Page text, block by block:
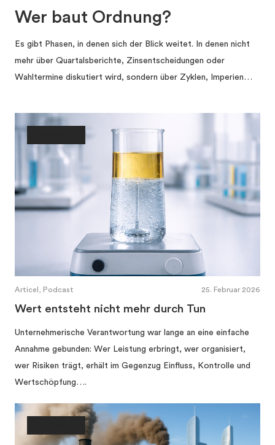
Wer baut Ordnung?
Es gibt Phasen, in denen sich der Blick weitet. In denen nicht
mehr über Quartalsberichte, Zinsentscheidungen oder
Wahltermine diskutiert wird, sondern über Zyklen, Imperien…
Articel, Podcast 25. Februar 2026
Wert entsteht nicht mehr durch Tun
Unternehmerische Verantwortung war lange an eine einfache
Annahme gebunden: Wer Leistung erbringt, wer organisiert,
wer Risiken trägt, erhält im Gegenzug Einfluss, Kontrolle und
Wertschöpfung….